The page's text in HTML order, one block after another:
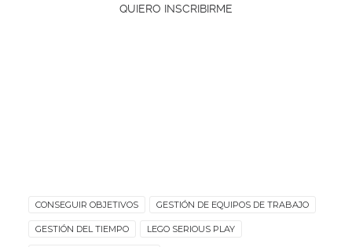
QUIERO INSCRIBIRME
CONSEGUIR OBJETIVOS GESTIÓN DE EQUIPOS DE TRABAJO
GESTIÓN DEL TIEMPO LEGO SERIOUS PLAY